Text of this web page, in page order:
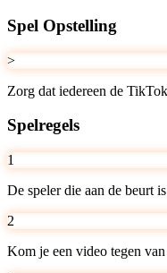
Spel Opstelling
>
Zorg dat iedereen de
Spelregels
1
De speler die aan de beurt
2
Kom je een video tegen